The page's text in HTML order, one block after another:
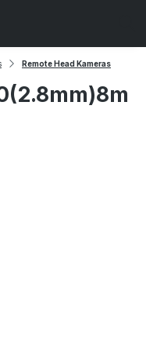
Remote Head Kameras